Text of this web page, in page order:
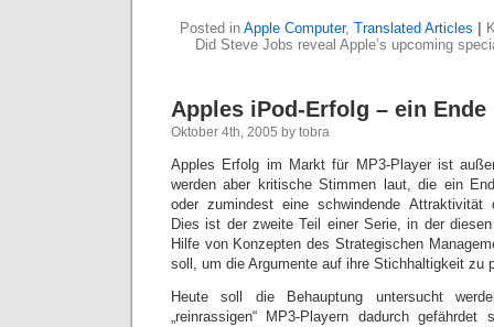
Posted in Apple Computer, Translated Articles
Did Steve Jobs reveal Apple’s upcoming
Apples iPod-Erfolg – ein
Oktober 4th, 2005 by tobra
Apples Erfolg im Markt für MP3-Player ist
werden aber kritische Stimmen laut, die ein
oder zumindest eine schwindende Attraktivität
Dies ist der zweite Teil einer Serie, in der
Hilfe von Konzepten des Strategischen
soll, um die Argumente auf ihre Stichhaltigkeit zu
Heute soll die Behauptung untersucht
„reinrassigen“ MP3-Playern dadurch